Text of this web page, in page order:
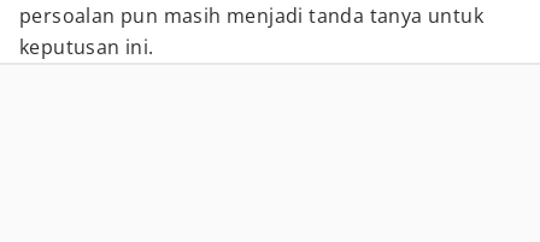
persoalan pun masih menjadi tanda tanya untuk
keputusan ini.